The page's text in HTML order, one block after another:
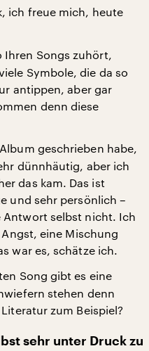
ich freue mich, heute
Ihren Songs zuhört,
Symbole, die da so
antippen, aber gar
denn diese
geschrieben habe,
dünnhäutig, aber ich
das kam. Das ist
und sehr persönlich –
Antwort selbst nicht. Ich
eine Mischung
war es, schätze ich.
Song gibt es eine
stehen denn
zum Beispiel?
sehr unter Druck zu